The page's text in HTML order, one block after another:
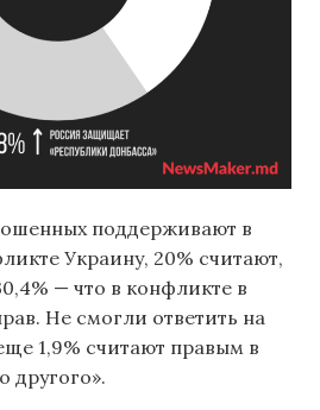
поддерживают в
Украину, 20% считают,
— что в конфликте в
Не смогли ответить на
1,9% считают правым в
другого».